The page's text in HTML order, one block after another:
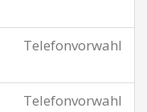
Telefonvorwahl
Telefonvorwahl